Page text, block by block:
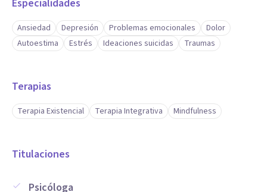
Especialidades
Ansiedad Depresión Problemas emocionales
Dolor
Autoestima
Estrés Ideaciones suicidas Traumas
Terapias
Terapia Existencial Terapia Integrativa Mindfulness
Titulaciones
Psicóloga